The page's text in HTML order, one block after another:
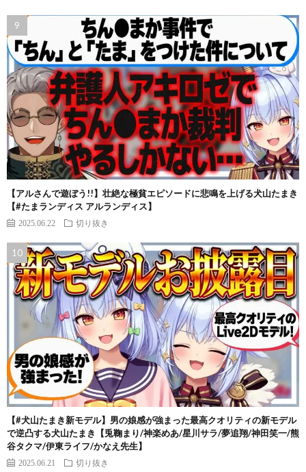
【アルさんで遊ぼう!!】壮絶な極貧エピソードに悲鳴を上げる犬山たまき
【#たまランディス アルランディス】
2025.06.22 切り抜き
【#犬山たまき新モデル】男の娘感が強まった最高クオリティの新モデル
で逆凸する犬山たまき【兎鞠まり/神楽めあ/星川サラ/夢追翔/神田笑一/熊
谷タクマ/伊東ライフ/かなえ先生】
2025.06.21 切り抜き